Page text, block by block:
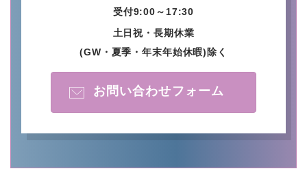
受付9:00～17:30
土日祝・長期休業
(GW・夏季・年末年始休暇)除く
お問い合わせフォーム